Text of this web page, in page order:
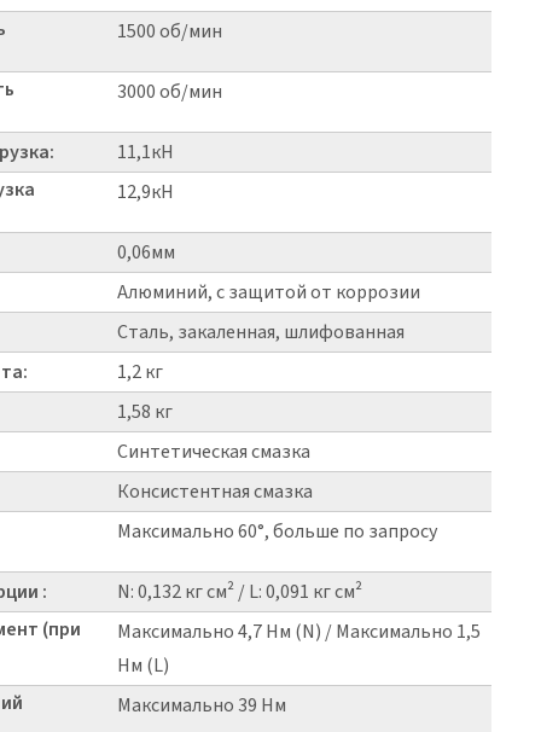
1500 об/мин
3000 об/мин
11,1кН
12,9кН
0,06мм
Алюминий, с защитой от коррозии
Сталь, закаленная, шлифованная
1,2 кг
1,58 кг
Синтетическая смазка
Консистентная смазка
Максимально 60°, больше по запросу
:
N: 0,132 кг см² / L: 0,091 кг см²
(при
Максимально 4,7 Нм (N) / Максимально 1,5
Нм (L)
Максимально 39 Нм